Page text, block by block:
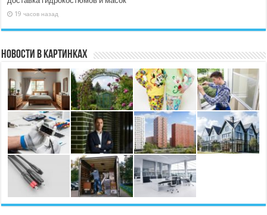
19 часов назад
Новости в картинках